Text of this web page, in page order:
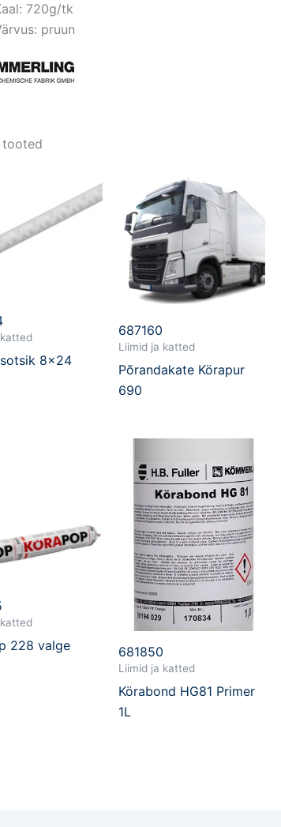
720g/tk
pruun
tooted
8×24
687160
Liimid ja katted
Põrandakate Körapur
690
228 valge
681850
Liimid ja katted
Körabond HG81 Primer
1L